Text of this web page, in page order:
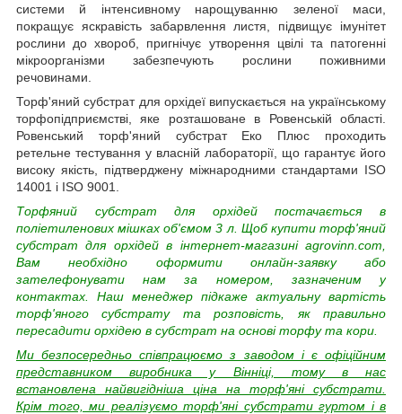
системи й інтенсивному нарощуванню зеленої маси,
покращує яскравість забарвлення листя, підвищує імунітет
рослини до хвороб, пригнічує утворення цвілі та патогенні
мікроорганізми забезпечують рослини поживними
речовинами.
Торф'яний субстрат для орхідеї випускається на українському
торфопідприємстві, яке розташоване в Ровенській області.
Ровенський торф'яний субстрат Еко Плюс проходить
ретельне тестування у власній лабораторії, що гарантує його
високу якість, підтверджену міжнародними стандартами ISO
14001 і ISO 9001.
Торфяний субстрат для орхідей постачається в
поліетиленових мішках об'ємом 3 л. Щоб купити торф'яний
субстрат для орхідей в інтернет-магазині agrovinn.com,
Вам необхідно оформити онлайн-заявку або
зателефонувати нам за номером, зазначеним у
контактах. Наш менеджер підкаже актуальну вартість
торф'яного субстрату та розповість, як правильно
пересадити орхідею в субстрат на основі торфу та кори.
Ми безпосередньо співпрацюємо з заводом і є офіційним
представником виробника у Вінніці, тому в нас
встановлена найвигідніша ціна на торф'яні субстрати.
Крім того, ми реалізуємо торф'яні субстрати гуртом і в